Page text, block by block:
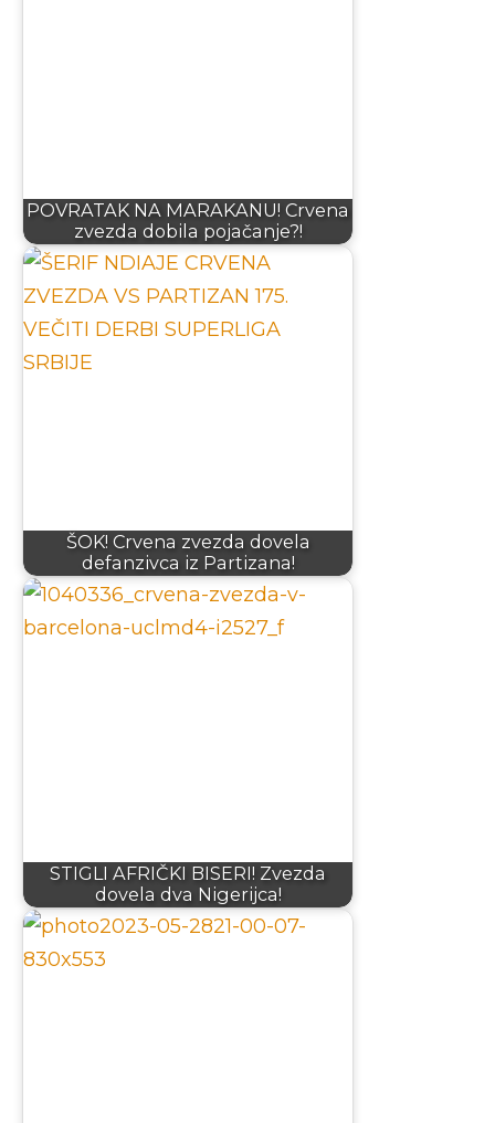
POVRATAK NA MARAKANU! Crvena
zvezda dobila pojačanje?!
ŠOK! Crvena zvezda dovela
defanzivca iz Partizana!
STIGLI AFRIČKI BISERI! Zvezda
dovela dva Nigerijca!